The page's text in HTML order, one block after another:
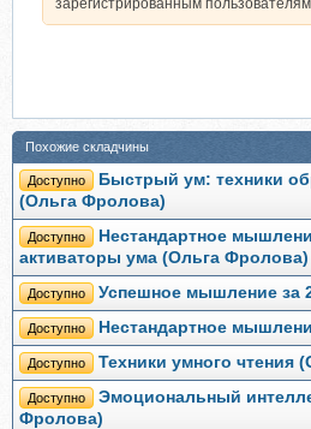
Похожие складчины
Доступно
Быстрый ум: техники
(Ольга Фролова)
Доступно
Нестандартное
активаторы ума (Ольга Фролова)
Доступно Успешное мышление за
Доступно Нестандартное
Доступно Техники умного чтения
Доступно
Эмоциональный
Фролова)